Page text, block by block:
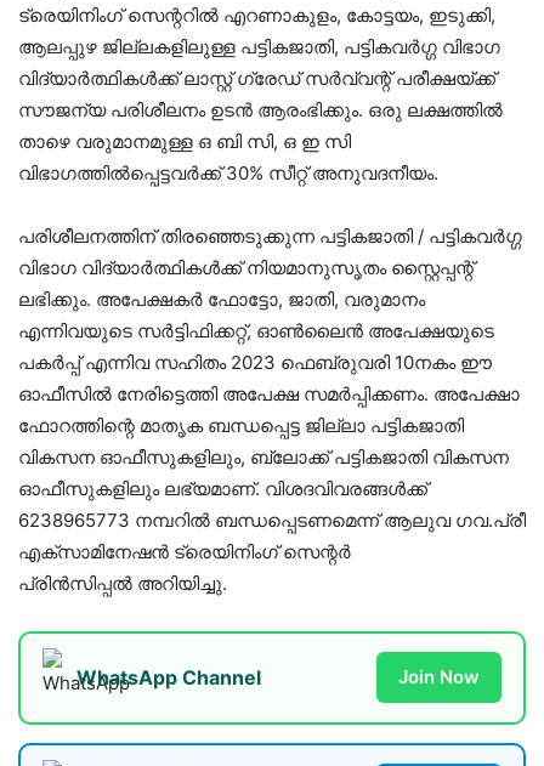
ട്രെയിനിംഗ് സെന്ററിൽ എറണാകുളം, കോട്ടയം, ഇടുക്കി,
ആലപ്പുഴ ജില്ലകളിലുള്ള പട്ടികജാതി, പട്ടികവർഗ്ഗ വിഭാഗ
വിദ്യാർത്ഥികൾക്ക് ലാസ്റ്റ് ഗ്രേഡ് സർവ്വന്റ് പരീക്ഷയ്ക്ക്
സൗജന്യ പരിശീലനം ഉടൻ ആരംഭിക്കും. ഒരു ലക്ഷത്തിൽ
താഴെ വരുമാനമുള്ള ഒ ബി സി, ഒ ഇ സി
വിഭാഗത്തിൽപ്പെട്ടവർക്ക് 30% സീറ്റ് അനുവദനീയം.
പരിശീലനത്തിന് തിരഞ്ഞെടുക്കുന്ന പട്ടികജാതി / പട്ടികവർഗ്ഗ
വിഭാഗ വിദ്യാർത്ഥികൾക്ക് നിയമാനുസൃതം സ്റ്റൈപ്പന്റ്
ലഭിക്കും. അപേക്ഷകർ ഫോട്ടോ, ജാതി, വരുമാനം
എന്നിവയുടെ സർട്ടിഫിക്കറ്റ്, ഓൺലൈൻ അപേക്ഷയുടെ
പകർപ്പ് എന്നിവ സഹിതം 2023 ഫെബ്രുവരി 10നകം ഈ
ഓഫീസിൽ നേരിട്ടെത്തി അപേക്ഷ സമർപ്പിക്കണം. അപേക്ഷാ
ഫോറത്തിന്റെ മാതൃക ബന്ധപ്പെട്ട ജില്ലാ പട്ടികജാതി
വികസന ഓഫീസുകളിലും, ബ്ലോക്ക് പട്ടികജാതി വികസന
ഓഫീസുകളിലും ലഭ്യമാണ്. വിശദവിവരങ്ങൾക്ക്
6238965773 നമ്പറിൽ ബന്ധപ്പെടണമെന്ന് ആലുവ ഗവ.പ്രീ
എക്സാമിനേഷൻ ട്രെയിനിംഗ് സെന്റർ
പ്രിൻസിപ്പൽ അറിയിച്ചു.
WhatsApp Channel Join Now